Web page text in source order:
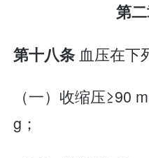
第
第十八条 血压在下
（一）收缩压≥90
g；